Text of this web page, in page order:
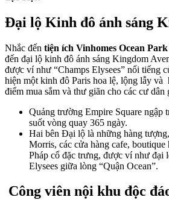
Đại lộ Kinh đô ánh sáng
Nhắc đến tiện ích Vinhomes Ocean
đến đại lộ kinh đô ánh sáng Kingdom
được ví như “Champs Elysees” nổi tiếng
hiện một kinh đô Paris hoa lệ, lộng lẫy và
điểm mua sắm và thư giãn cho các cư dân
Quảng trường Empire Square ngập
suốt vòng quay 365 ngày.
Hai bên Đại lộ là những hàng
Morris, các cửa hàng cafe, boutique
Pháp cổ đặc trưng, được ví như đại
Elysees giữa lòng “Quận Ocean”.
Công viên nội khu độc